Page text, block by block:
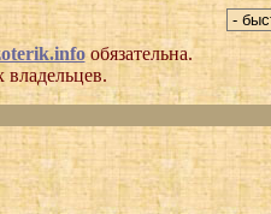
обязательна.